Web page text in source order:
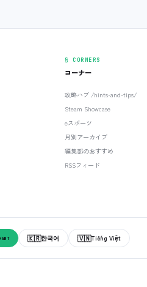
§ CORNERS
コーナー
攻略ハブ /hints-and-tips/
Steam Showcase
eスポーツ
月別アーカイブ
編集部のおすすめ
RSSフィード
🇰🇷한국어 🇻🇳Tiếng Việt